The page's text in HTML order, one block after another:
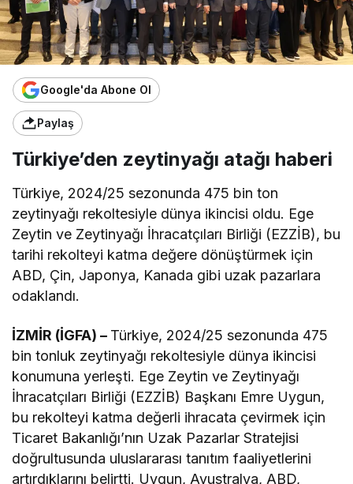
Google'da Abone Ol
Paylaş
Türkiye’den zeytinyağı atağı haberi
Türkiye, 2024/25 sezonunda 475 bin ton
zeytinyağı rekoltesiyle dünya ikincisi oldu. Ege
Zeytin ve Zeytinyağı İhracatçıları Birliği (EZZİB), bu
tarihi rekolteyi katma değere dönüştürmek için
ABD, Çin, Japonya, Kanada gibi uzak pazarlara
odaklandı.
İZMİR (İGFA) – Türkiye, 2024/25 sezonunda 475
bin tonluk zeytinyağı rekoltesiyle dünya ikincisi
konumuna yerleşti. Ege Zeytin ve Zeytinyağı
İhracatçıları Birliği (EZZİB) Başkanı Emre Uygun,
bu rekolteyi katma değerli ihracata çevirmek için
Ticaret Bakanlığı’nın Uzak Pazarlar Stratejisi
doğrultusunda uluslararası tanıtım faaliyetlerini
artırdıklarını belirtti. Uygun, Avustralya, ABD,